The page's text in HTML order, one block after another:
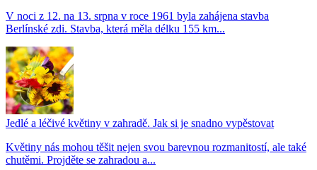
V noci z 12. na 13. srpna v roce 1961 byla zahájena stavba
Berlínské zdi. Stavba, která měla délku 155 km...
Jedlé a léčivé květiny v zahradě. Jak si je snadno vypěstovat
Květiny nás mohou těšit nejen svou barevnou rozmanitostí, ale také
chutěmi. Projděte se zahradou a...